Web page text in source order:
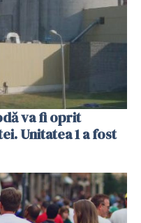
va fi oprit
Unitatea 1 a fost